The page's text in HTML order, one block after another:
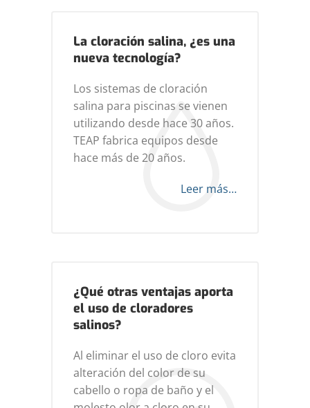
La cloración salina, ¿es una
nueva tecnología?
Los sistemas de cloración
salina para piscinas se vienen
utilizando desde hace 30 años.
TEAP fabrica equipos desde
hace más de 20 años.
Leer más…
¿Qué otras ventajas aporta
el uso de cloradores
salinos?
Al eliminar el uso de cloro evita
alteración del color de su
cabello o ropa de baño y el